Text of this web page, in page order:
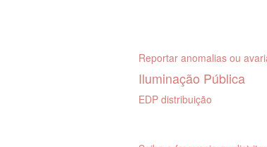
Reportar anomalias ou
Iluminação Pública
EDP distribuição